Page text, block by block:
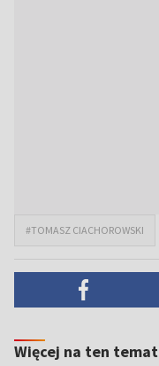
#TOMASZ CIACHOROWSKI
Więcej na ten temat